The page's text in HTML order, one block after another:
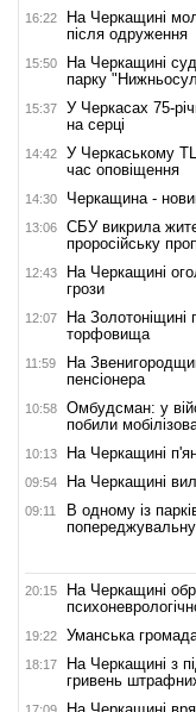
16:22
На Черкащині
після одруження
15:50
На Черкащині
парку
15:37
У Черкасах 75-
на серці
14:42
У Черкаському
час оповіщення
14:30 Черкащина -
13:06
СБУ викрила
проросійську
12:43
На Черкащині
грози
12:07
На Золотоніщині
торфовища
11:59
На
пенсіонера
10:58
Омбудсман: у
побили
10:13 На Черкащині
09:54 На Черкащині
09:11
В одному із
20:15
На Черкащині
19:22 Уманська
18:17
На Черкащині з
гривень